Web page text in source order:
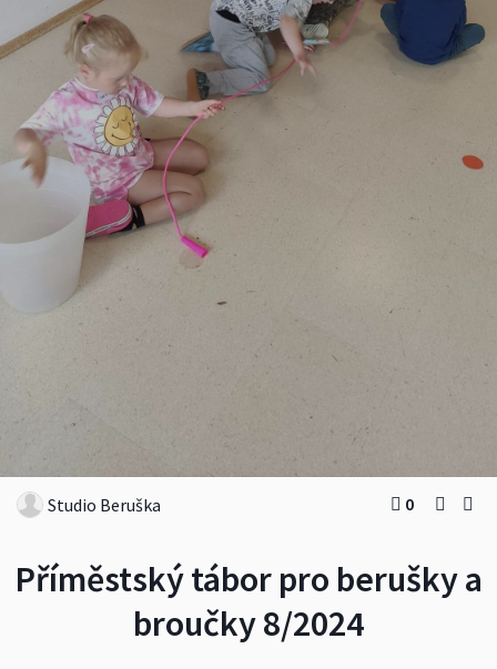
Příměstský tábor pro berušky a
broučky 8/2024
Studio Beruška 0